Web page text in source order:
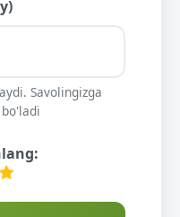
Savolingizga